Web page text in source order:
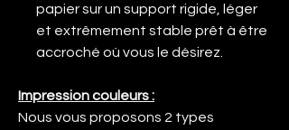
papier sur un support rigide, léger
et extrêmement stable prêt à être
accroché où vous le désirez.
Impression couleurs :
Nous vous proposons 2 types